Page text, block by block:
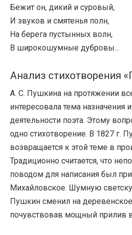
Бежит он, дикий и суровый,
И звуков и смятенья полн,
На берега пустынных волн,
В широкошумные дубровы…
Анализ стихотворения
А. С. Пушкина на протяжении
интересовала тема назначения
деятельности поэта. Этому
одно стихотворение. В 1827 г.
возвращается к этой теме в
Традиционно считается, что
поводом для написания был
Михайловское. Шумную
Пушкин сменил на
почувствовав мощный прилив